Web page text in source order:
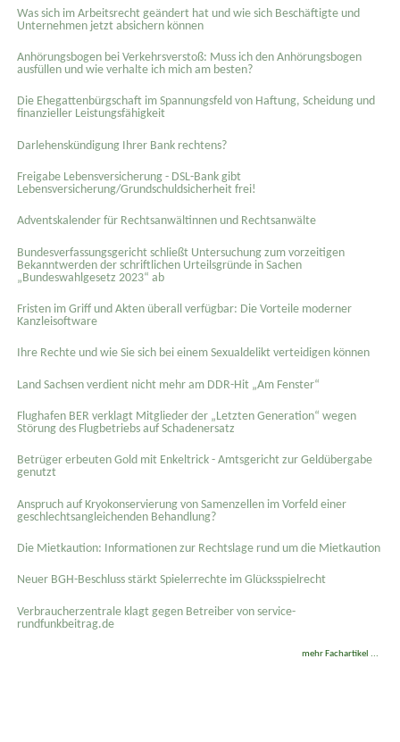
Was sich im Arbeitsrecht geändert hat und wie sich Beschäftigte und
Unternehmen jetzt absichern können
Anhörungsbogen bei Verkehrsverstoß: Muss ich den Anhörungsbogen
ausfüllen und wie verhalte ich mich am besten?
Die Ehegattenbürgschaft im Spannungsfeld von Haftung, Scheidung und
finanzieller Leistungsfähigkeit
Darlehenskündigung Ihrer Bank rechtens?
Freigabe Lebensversicherung - DSL-Bank gibt
Lebensversicherung/Grundschuldsicherheit frei!
Adventskalender für Rechtsanwältinnen und Rechtsanwälte
Bundesverfassungsgericht schließt Untersuchung zum vorzeitigen
Bekanntwerden der schriftlichen Urteilsgründe in Sachen
„Bundeswahlgesetz 2023“ ab
Fristen im Griff und Akten überall verfügbar: Die Vorteile moderner
Kanzleisoftware
Ihre Rechte und wie Sie sich bei einem Sexual­delikt verteidigen können
Land Sachsen verdient nicht mehr am DDR-Hit „Am Fenster“
Flughafen BER verklagt Mitglieder der „Letzten Generation“ wegen
Störung des Flugbetriebs auf Schadenersatz
Betrüger erbeuten Gold mit Enkeltrick - Amtsgericht zur Geldübergabe
genutzt
Anspruch auf Kryokonservierung von Samenzellen im Vorfeld einer
geschlechtsangleichenden Behandlung?
Die Mietkaution: Informationen zur Rechtslage rund um die Mietkaution
Neuer BGH-Beschluss stärkt Spielerrechte im Glücksspielrecht
Verbraucherzentrale klagt gegen Betreiber von service-
rundfunkbeitrag.de
mehr Fachartikel ...